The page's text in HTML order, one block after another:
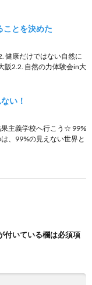
ことを決めた
健康だけではない自然に
阪2.2. 自然の力体験会in大
い！
果主義学校へ行こう☆ 99%
、99%の見えない世界と
付いている欄は必須項